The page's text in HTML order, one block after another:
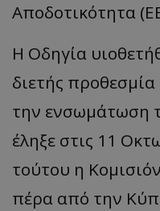
Αποδοτικότητα
Η Οδηγία
διετής
την ενσωμάτωση
έληξε στις 11
τούτου η
πέρα από την